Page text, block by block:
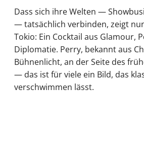
Dass sich ihre Welten —
— tatsächlich verbinden, zeigt
Tokio: Ein Cocktail aus Glamour,
Diplomatie. Perry, bekannt aus
Bühnenlicht, an der Seite des
— das ist für viele ein Bild, das
verschwimmen lässt.